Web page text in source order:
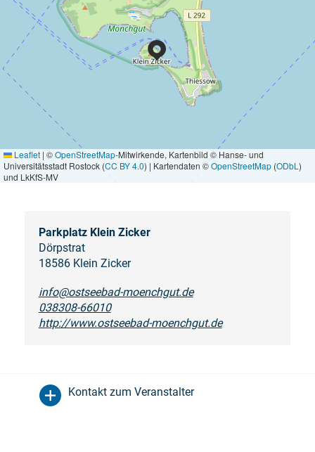
Leaflet | ©OpenStreetMap-Mitwirkende, Kartenbild © Hanse- und
Universitätsstadt Rostock (CC BY 4.0) | Kartendaten ©OpenStreetMap (ODbL )
und LkKfS-MV
Parkplatz Klein Zicker
Dörpstrat
18586 Klein Zicker
info@ostseebad-moenchgut.de
038308-66010
http://www.ostseebad-moenchgut.de
Kontakt zum Veranstalter